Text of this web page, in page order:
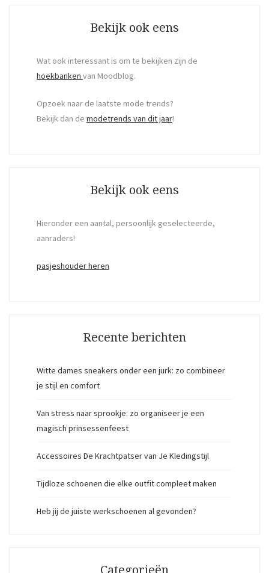
Bekijk ook eens
Wat ook interessant is om te bekijken zijn de
hoekbanken van Moodblog.
Opzoek naar de laatste mode trends?
Bekijk dan de modetrends van dit jaar!
Bekijk ook eens
Hieronder een aantal, persoonlijk geselecteerde,
aanraders!
pasjeshouder heren
Recente berichten
Witte dames sneakers onder een jurk: zo combineer
je stijl en comfort
Van stress naar sprookje: zo organiseer je een
magisch prinsessenfeest
Accessoires De Krachtpatser van Je Kledingstijl
Tijdloze schoenen die elke outfit compleet maken
Heb jij de juiste werkschoenen al gevonden?